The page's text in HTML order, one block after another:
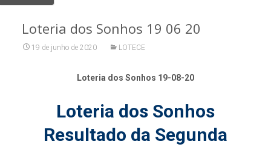
Loteria dos Sonhos 19 06 20
19 de junho de 2020 LOTECE
Loteria dos Sonhos 19-08-20
Loteria dos Sonhos
Resultado da Segunda